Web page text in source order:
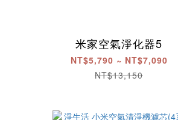
米家空氣淨化器5
NT$5,790 ~ NT$7,090
NT$13,150